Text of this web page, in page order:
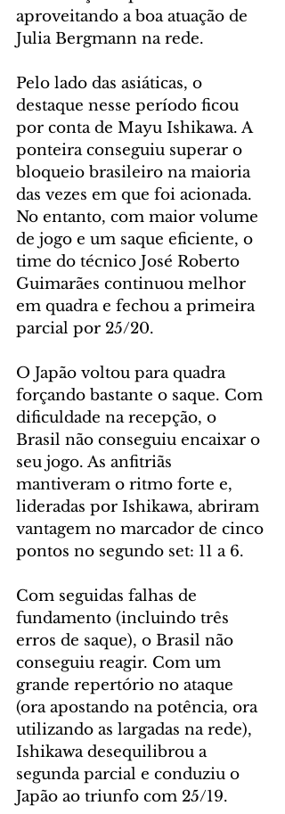
aproveitando a boa atuação de
Julia Bergmann na rede.
Pelo lado das asiáticas, o
destaque nesse período ficou
por conta de Mayu Ishikawa. A
ponteira conseguiu superar o
bloqueio brasileiro na maioria
das vezes em que foi acionada.
No entanto, com maior volume
de jogo e um saque eficiente, o
time do técnico José Roberto
Guimarães continuou melhor
em quadra e fechou a primeira
parcial por 25/20.
O Japão voltou para quadra
forçando bastante o saque. Com
dificuldade na recepção, o
Brasil não conseguiu encaixar o
seu jogo. As anfitriãs
mantiveram o ritmo forte e,
lideradas por Ishikawa, abriram
vantagem no marcador de cinco
pontos no segundo set: 11 a 6.
Com seguidas falhas de
fundamento (incluindo três
erros de saque), o Brasil não
conseguiu reagir. Com um
grande repertório no ataque
(ora apostando na potência, ora
utilizando as largadas na rede),
Ishikawa desequilibrou a
segunda parcial e conduziu o
Japão ao triunfo com 25/19.